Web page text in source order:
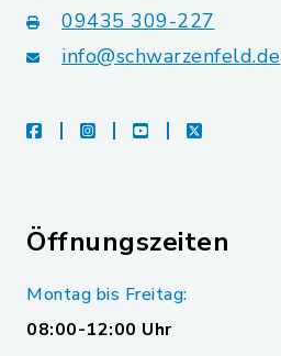
09435 309-227
info@schwarzenfeld.de
facebookinstagramyoutubeX
Öffnungszeiten
Montag bis Freitag:
08:00-12:00 Uhr